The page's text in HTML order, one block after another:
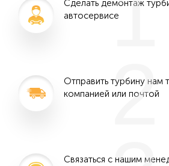
Сделать демонтаж
автосервисе
Отправить турбину нам
компанией или почтой
2
Связаться с нашим